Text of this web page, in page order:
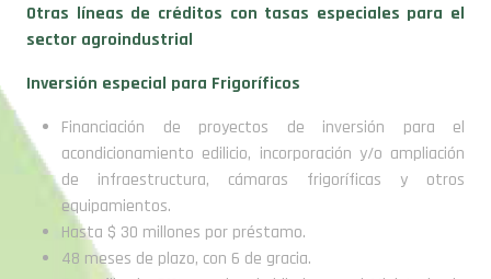
Otras líneas de créditos con tasas especiales para el
sector agroindustrial
Inversión especial para Frigoríficos
Financiación de proyectos de inversión para el
acondicionamiento edilicio, incorporación y/o ampliación
de infraestructura, cámaras frigoríficas y otros
equipamientos.
Hasta $ 30 millones por préstamo.
48 meses de plazo, con 6 de gracia.